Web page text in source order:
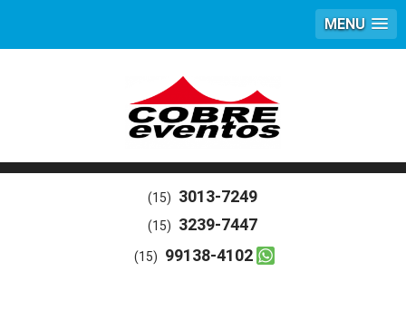
MENU
(15) 3013-7249
(15) 3239-7447
(15) 99138-4102